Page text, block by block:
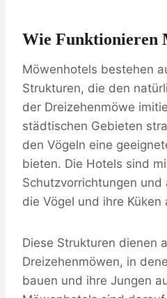
Wie Funktionieren
Möwenhotels bestehen
Strukturen, die den
der Dreizehenmöwe
städtischen Gebieten
den Vögeln eine
bieten. Die Hotels sind
Schutzvorrichtungen
die Vögel und ihre
Diese Strukturen dienen
Dreizehenmöwen, in
bauen und ihre Jungen